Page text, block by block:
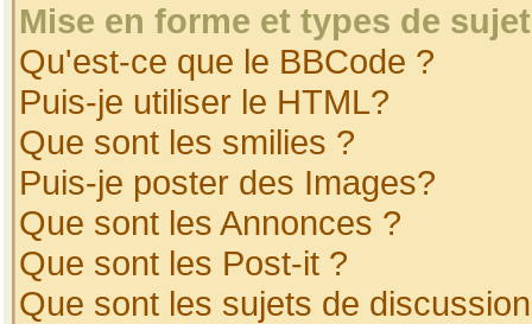
Mise en forme et types de
Qu'est-ce que le BBCode ?
Puis-je utiliser le HTML?
Que sont les smilies ?
Puis-je poster des Images?
Que sont les Annonces ?
Que sont les Post-it ?
Que sont les sujets de